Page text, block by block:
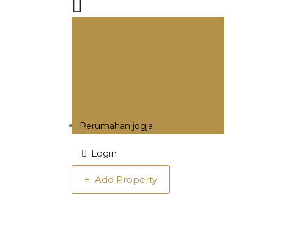
Perumahan jogja
Login
Add Property